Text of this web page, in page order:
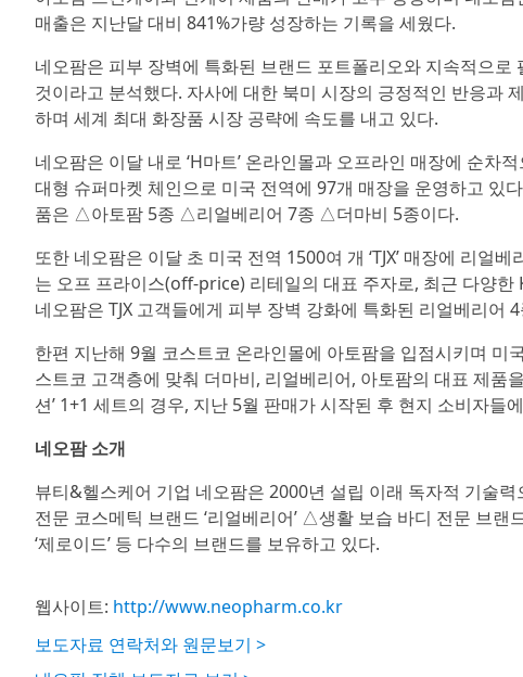
매출은 지난달 대비 841%가량 성장하는 기록을 세웠다.
네오팜은 피부 장벽에 특화된 브랜드 포트폴리오와 지속적으
것이라고 분석했다. 자사에 대한 북미 시장의 긍정적인 반응과
하며 세계 최대 화장품 시장 공략에 속도를 내고 있다.
네오팜은 이달 내로 ‘H마트’ 온라인몰과 오프라인 매장에 순
대형 슈퍼마켓 체인으로 미국 전역에 97개 매장을 운영하고 있
품은 △아토팜 5종 △리얼베리어 7종 △더마비 5종이다.
또한 네오팜은 이달 초 미국 전역 1500여 개 ‘TJX’ 매장에 리얼
는 오프 프라이스(off-price) 리테일의 대표 주자로, 최근 다양
네오팜은 TJX 고객들에게 피부 장벽 강화에 특화된 리얼베리어
한편 지난해 9월 코스트코 온라인몰에 아토팜을 입점시키며
스트코 고객층에 맞춰 더마비, 리얼베리어, 아토팜의 대표 제품
션’ 1+1 세트의 경우, 지난 5월 판매가 시작된 후 현지 소비자
네오팜 소개
뷰티&헬스케어 기업 네오팜은 2000년 설립 이래 독자적 기술
전문 코스메틱 브랜드 ‘리얼베리어’ △생활 보습 바디 전문 브
‘제로이드’ 등 다수의 브랜드를 보유하고 있다.
웹사이트: http://www.neopharm.co.kr
보도자료 연락처와 원문보기 >